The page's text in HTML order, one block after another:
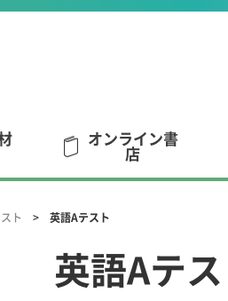
オンライン書
店
ト 英語Aテスト
英語Aテス